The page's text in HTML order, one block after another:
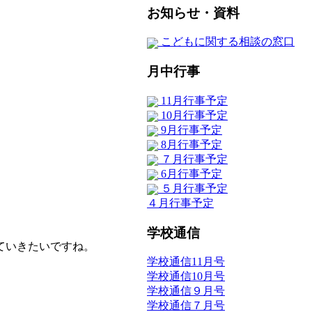
きたいですね。
お知らせ・資料
こどもに関する相談の窓口
月中行事
11月行事予定
10月行事予定
9月行事予定
8月行事予定
７月行事予定
6月行事予定
５月行事予定
４月行事予定
学校通信
学校通信11月号
学校通信10月号
学校通信９月号
学校通信７月号